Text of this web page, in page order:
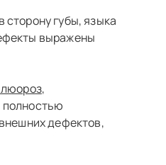
губы, языка
выражены
,
полностью
дефектов,